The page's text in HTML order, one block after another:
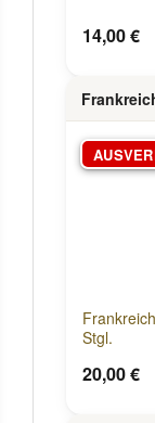
14,00 €
Stgl.
20,00 €